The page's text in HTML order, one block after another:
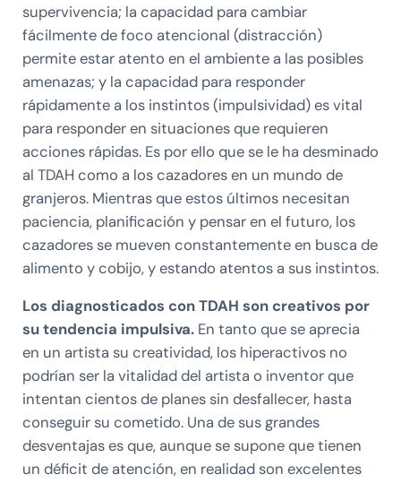
supervivencia; la capacidad para cambiar
fácilmente de foco atencional (distracción)
permite estar atento en el ambiente a las posibles
amenazas; y la capacidad para responder
rápidamente a los instintos (impulsividad) es vital
para responder en situaciones que requieren
acciones rápidas. Es por ello que se le ha desminado
al TDAH como a los cazadores en un mundo de
granjeros. Mientras que estos últimos necesitan
paciencia, planificación y pensar en el futuro, los
cazadores se mueven constantemente en busca de
alimento y cobijo, y estando atentos a sus instintos.
Los diagnosticados con TDAH son creativos por
su tendencia impulsiva. En tanto que se aprecia
en un artista su creatividad, los hiperactivos no
podrían ser la vitalidad del artista o inventor que
intentan cientos de planes sin desfallecer, hasta
conseguir su cometido. Una de sus grandes
desventajas es que, aunque se supone que tienen
un déficit de atención, en realidad son excelentes